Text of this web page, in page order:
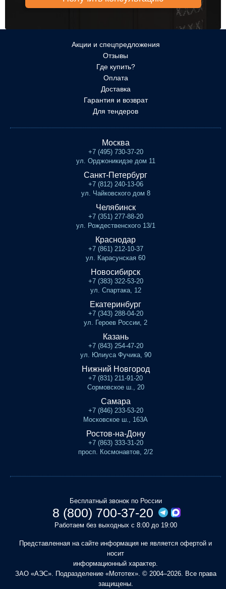
Акции и спецпредложения
Отзывы
Где купить?
Оплата
Доставка
Гарантия и возврат
Для тендеров
Москва
+7 (495) 730-37-20
ул. Орджоникидзе дом 11
Санкт-Петербург
+7 (812) 240-13-06
ул. Чайковского дом 8
Челябинск
+7 (351) 277-88-20
ул. Рождественского 13/1
Краснодар
+7 (861) 212-10-37
ул. Карасунская 60
Новосибирск
+7 (383) 322-53-20
ул. Спартака, 12
Екатеринбург
+7 (343) 288-04-20
ул. Героев России, 2
Казань
+7 (843) 254-47-20
ул. Юлиуса Фучика, 90
Нижний Новгород
+7 (831) 211-91-20
Сормовское ш., 20
Самара
+7 (846) 233-53-20
Московское ш., 163А
Ростов-на-Дону
+7 (863) 333-31-20
просп. Космонавтов, 2/2
Бесплатный звонок по России
8 (800) 700-37-20
Работаем без выходных с 8:00 до 19:00
Представленная на сайте информация не является офертой и
носит
информационный характер.
ЗАО «АЭС». Подразделение «Мототех». © 2004–2026. Все права
защищены.